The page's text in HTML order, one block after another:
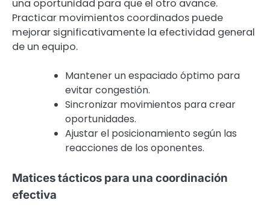
una oportunidad para que el otro avance.
Practicar movimientos coordinados puede
mejorar significativamente la efectividad general
de un equipo.
Mantener un espaciado óptimo para
evitar congestión.
Sincronizar movimientos para crear
oportunidades.
Ajustar el posicionamiento según las
reacciones de los oponentes.
Matices tácticos para una coordinación
efectiva